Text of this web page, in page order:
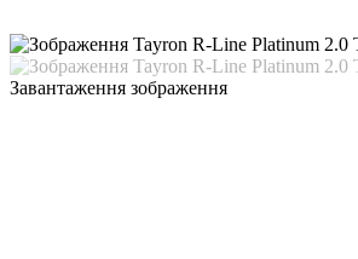
Завантаження зображення